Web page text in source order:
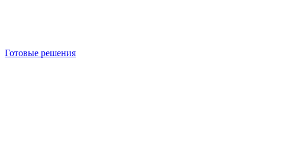
Готовые решения